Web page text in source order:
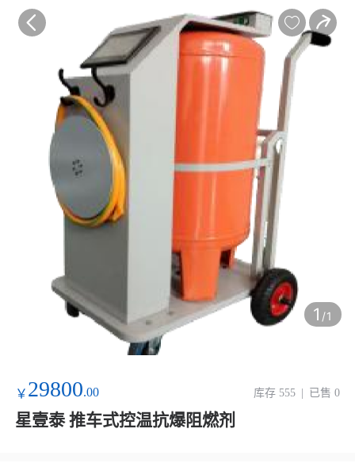
目录 评价 详情 

1 /1
￥ 29800.00 库存 555 已售 0
星壹泰 推车式控温抗爆阻燃剂